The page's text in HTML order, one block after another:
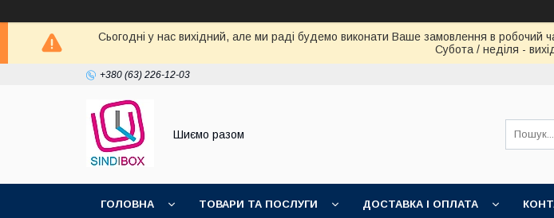
Сьогодні у нас вихідний, але ми раді будемо виконати Ваше замовлення в робочий
Субота / неділя -
+380 (63) 226-12-03
Шиємо разом
ГОЛОВНА ТОВАРИ ТА ПОСЛУГИ ДОСТАВКА І ОПЛАТА